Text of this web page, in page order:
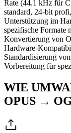
Rate (44.1 kHz für
standard, 24-bit
Unterstützung im
spezifische Formate
Konvertierung von
Hardware-
Standardisierung
Vorbereitung für
WIE
OPUS →